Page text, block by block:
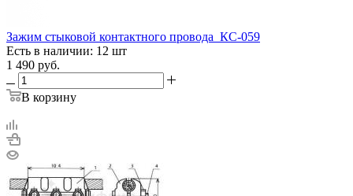
Зажим стыковой контактного провода КС-059
Есть в наличии: 12 шт
1 490 руб.
В корзину